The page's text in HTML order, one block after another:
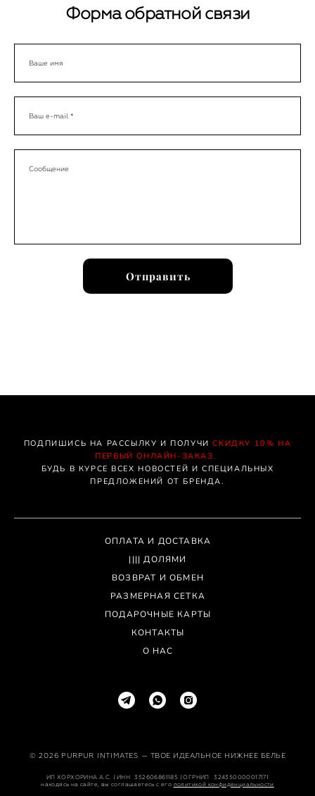
Форма обратной связи
Ваше имя
Ваш e-mail *
Сообщение
Отправить
ПОДПИШИСЬ НА РАССЫЛКУ И ПОЛУЧИСКИДКУ 10% НА
ПЕРВЫЙ ОНЛАЙН-ЗАКАЗ.
БУДЬ В КУРСЕ ВСЕХ НОВОСТЕЙ И СПЕЦИАЛЬНЫХ
ПРЕДЛОЖЕНИЙ ОТ БРЕНДА.
ОПЛАТА И ДОСТАВКА
|||| ДОЛЯМИ
ВОЗВРАТ И ОБМЕН
РАЗМЕРНАЯ СЕТКА
ПОДАРОЧНЫЕ КАРТЫ
КОНТАКТЫ
О НАС
© 2026 PURPUR INTIMATES — ТВОЕ ИДЕАЛЬНОЕ НИЖНЕЕ БЕЛЬЕ
ИП ХОРХОРИНА А.С. | ИНН⠀352606861185 | ОГРНИП⠀324350000017171
находясь на сайте, вы соглашаетесь с его политикой конфиденциальности